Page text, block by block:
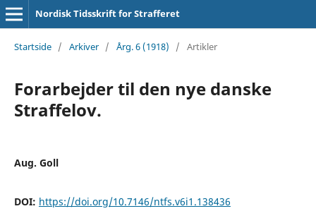
Nordisk Tidsskrift for Strafferet
Startside / Arkiver / Årg. 6 (1918) / Artikler
Forarbejder til den nye danske
Straffelov.
Aug. Goll
DOI: https://doi.org/10.7146/ntfs.v6i1.138436